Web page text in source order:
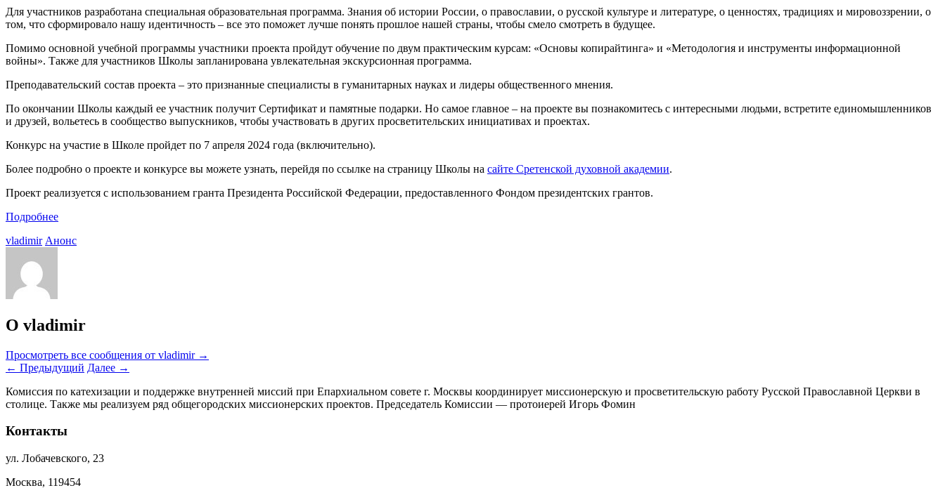
Для участников разработана специальная образовательная программа. Знания об истории России, о православии, о русской культуре и литературе, о ценностях, традициях и мировоззрении, о
том, что сформировало нашу идентичность – все это поможет лучше понять прошлое нашей страны, чтобы смело смотреть в будущее.
Помимо основной учебной программы участники проекта пройдут обучение по двум практическим курсам: «Основы копирайтинга» и «Методология и инструменты информационной
войны». Также для участников Школы запланирована увлекательная экскурсионная программа.
Преподавательский состав проекта – это признанные специалисты в гуманитарных науках и лидеры общественного мнения.
По окончании Школы каждый ее участник получит Сертификат и памятные подарки. Но самое главное – на проекте вы познакомитесь с интересными людьми, встретите единомышленников
и друзей, вольетесь в сообщество выпускников, чтобы участвовать в других просветительских инициативах и проектах.
Конкурс на участие в Школе пройдет по 7 апреля 2024 года (включительно).
Более подробно о проекте и конкурсе вы можете узнать, перейдя по ссылке на страницу Школы на сайте Сретенской духовной академии.
Проект реализуется с использованием гранта Президента Российской Федерации, предоставленного Фондом президентских грантов.
Подробнее
vladimir Анонс
О vladimir
Просмотреть все сообщения от vladimir →
← Предыдущий Далее →
Комиссия по катехизации и поддержке внутренней миссий при Епархиальном совете г. Москвы координирует миссионерскую и просветительскую работу Русской Православной Церкви в
столице. Также мы реализуем ряд общегородских миссионерских проектов. Председатель Комиссии — протоиерей Игорь Фомин
Контакты
ул. Лобачевского, 23
Москва, 119454